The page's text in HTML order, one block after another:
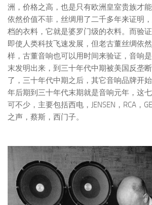
洲，价格之高，也是只有欧洲皇室贵族才
依然价值不菲，丝绸用了二千多年来证明
档的衣料，它就是婆罗门级的衣料。而验
即使人类科技飞速发展，但老古董丝绸依
样，古董音响也可以用时间来验证，音响
末发明出来，到三十年代中期被美国反垄
了，三十年代中期之后，其它音响品牌开
年后期到三十年代末期就是音响元年，这
可不少，主要包括西电，JENSEN，RCA，
之声，蔡斯，西门子。